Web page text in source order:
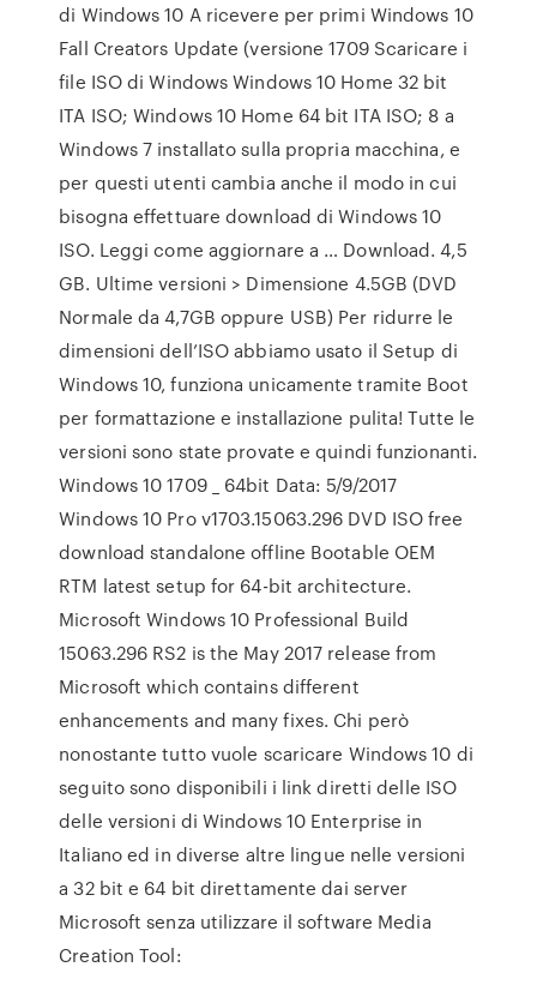
di Windows 10 A ricevere per primi Windows 10
Fall Creators Update (versione 1709 Scaricare i
file ISO di Windows Windows 10 Home 32 bit
ITA ISO; Windows 10 Home 64 bit ITA ISO; 8 a
Windows 7 installato sulla propria macchina, e
per questi utenti cambia anche il modo in cui
bisogna effettuare download di Windows 10
ISO. Leggi come aggiornare a … Download. 4,5
GB. Ultime versioni > Dimensione 4.5GB (DVD
Normale da 4,7GB oppure USB) Per ridurre le
dimensioni dell’ISO abbiamo usato il Setup di
Windows 10, funziona unicamente tramite Boot
per formattazione e installazione pulita! Tutte le
versioni sono state provate e quindi funzionanti.
Windows 10 1709 _ 64bit Data: 5/9/2017
Windows 10 Pro v1703.15063.296 DVD ISO free
download standalone offline Bootable OEM
RTM latest setup for 64-bit architecture.
Microsoft Windows 10 Professional Build
15063.296 RS2 is the May 2017 release from
Microsoft which contains different
enhancements and many fixes. Chi però
nonostante tutto vuole scaricare Windows 10 di
seguito sono disponibili i link diretti delle ISO
delle versioni di Windows 10 Enterprise in
Italiano ed in diverse altre lingue nelle versioni
a 32 bit e 64 bit direttamente dai server
Microsoft senza utilizzare il software Media
Creation Tool: